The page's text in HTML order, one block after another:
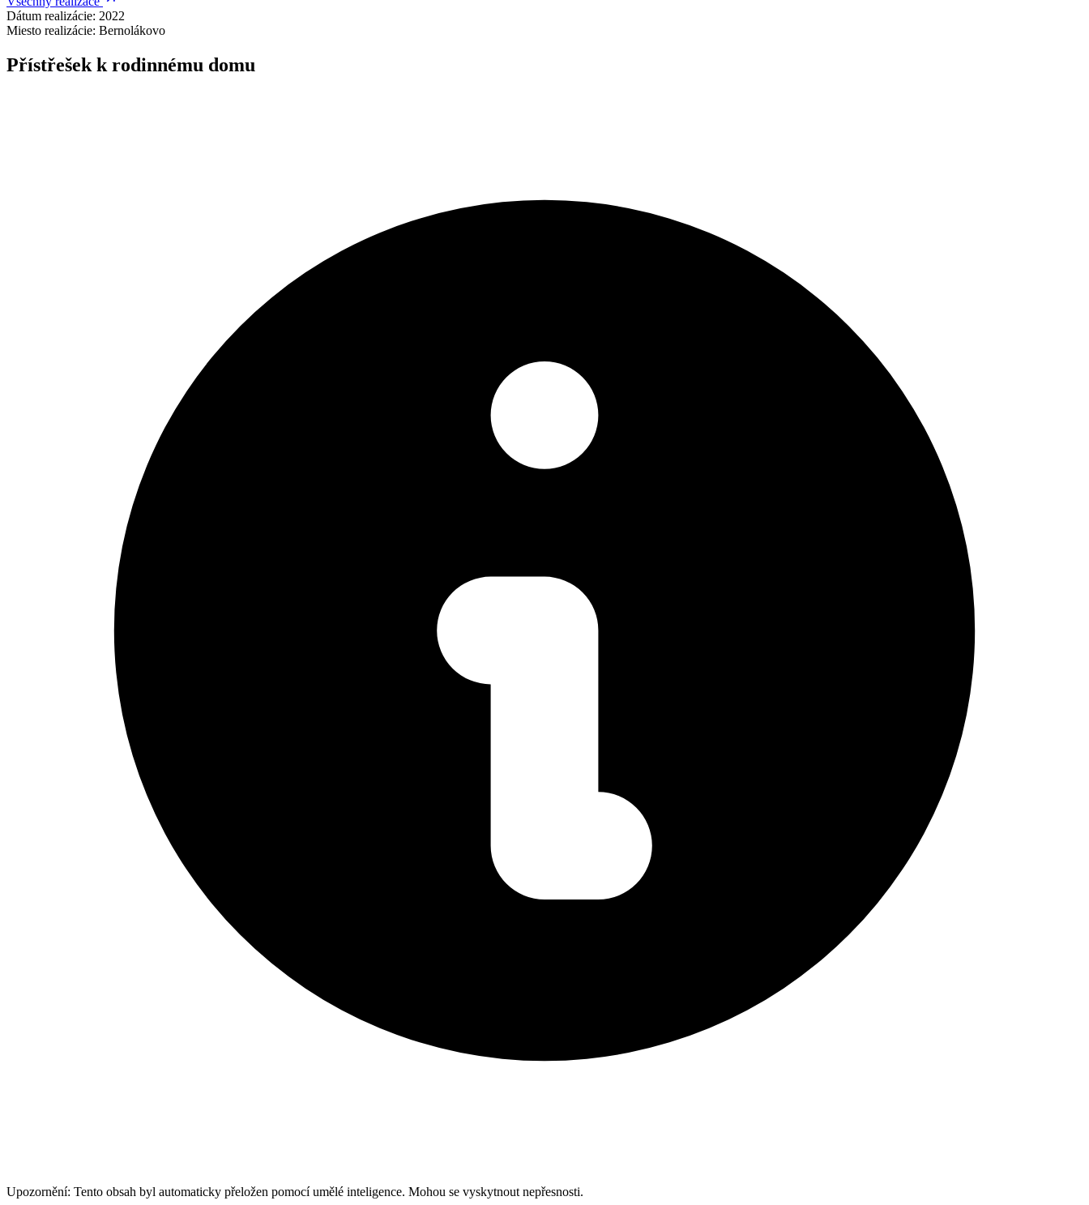
Dátum realizácie: 2022
Miesto realizácie: Bernolákovo
Přístřešek k rodinnému domu
Upozornění: Tento obsah byl automaticky přeložen pomocí umělé inteligence. Mohou se vyskytnout nepřesnosti.